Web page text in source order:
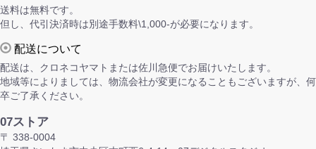
送料は無料です。
但し、代引決済時は別途手数料\1,000-が必要になります。
配送について
配送は、クロネコヤマトまたは佐川急便でお届けいたします。
地域等によりましては、物流会社が変更になることもございますが、何
卒ご了承ください。
07ストア
〒 338-0004